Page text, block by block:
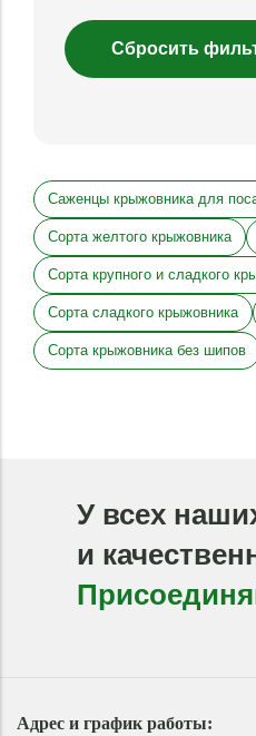
Саженцы крыжовника для
Сорта желтого крыжовника
Сорта крупного и сладкого
Сорта сладкого крыжовника
Сорта крыжовника без шипов
У всех
и
Адрес и график работы: